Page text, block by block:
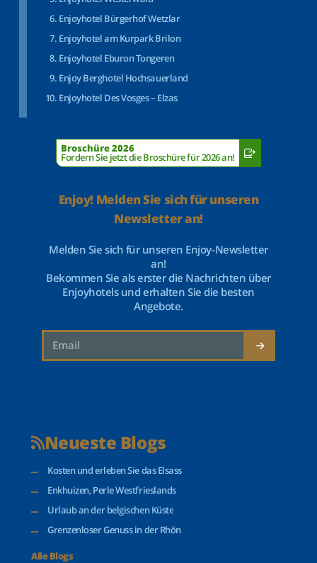
Enjoyhotel Bürgerhof Wetzlar
Enjoyhotel am Kurpark Brilon
Enjoyhotel Eburon Tongeren
Enjoy Berghotel Hochsauerland
Enjoyhotel Des Vosges – Elzas
Broschüre 2026
Fordern Sie jetzt die Broschüre für 2026 an!
Enjoy! Melden Sie sich für unseren
Newsletter an!
Melden Sie sich für unseren Enjoy-Newsletter
an!
Bekommen Sie als erster die Nachrichten über
Enjoyhotels und erhalten Sie die besten
Angebote.
Neueste Blogs
Kosten und erleben Sie das Elsass
Enkhuizen, Perle Westfrieslands
Urlaub an der belgischen Küste
Grenzenloser Genuss in der Rhön
Alle Blogs